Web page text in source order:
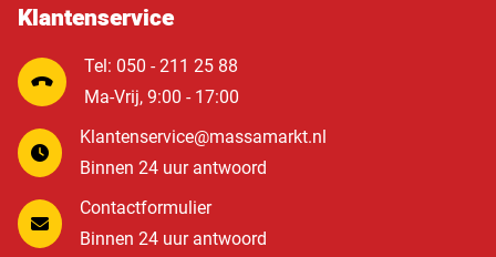
Klantenservice
Tel: 050 - 211 25 88
Ma-Vrij, 9:00 - 17:00
Klantenservice@massamarkt.nl
Binnen 24 uur antwoord
Contactformulier
Binnen 24 uur antwoord